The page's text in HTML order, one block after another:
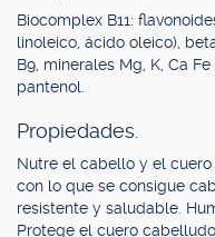
Biocomplex B11:
linoleico, ácido oleico),
B9, minerales Mg, K, Ca
pantenol.
Propiedades.
Nutre el cabello y el
con lo que se consigue
resistente y saludable.
Protege el cuero